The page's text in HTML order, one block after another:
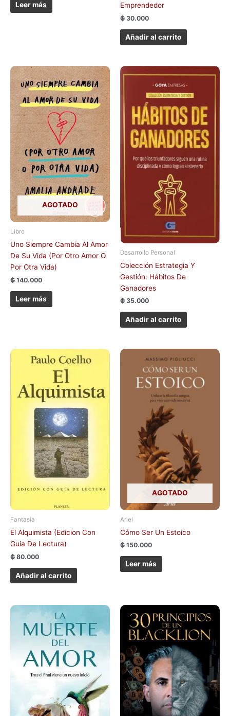
Leer más
Emprendedor
₲ 30.000
Añadir al carrito
AGOTADO
Libro
Uno Siempre Cambia Al Amor
De Su Vida (Por Otro Amor O
Por Otra Vida)
₲ 140.000
Leer más
Desarrollo Personal
Colección Estrategia Y
Gestión: Hábitos De
Ganadores
₲ 35.000
Añadir al carrito
Fantasía
El Alquimista (Edicion Con
Guia De Lectura)
₲ 80.000
Añadir al carrito
AGOTADO
Ariel
Cómo Ser Un Estoico
₲ 150.000
Leer más